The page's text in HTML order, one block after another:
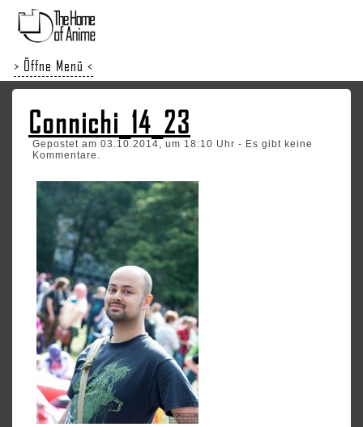
> Öffne Menü <
Connichi_14_23
Gepostet am 03.10.2014, um 18:10 Uhr - Es gibt keine
Kommentare.